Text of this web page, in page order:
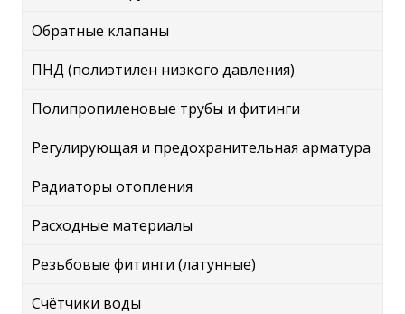
Обратные клапаны
ПНД (полиэтилен низкого давления)
Полипропиленовые трубы и фитинги
Регулирующая и предохранительная арматура
Радиаторы отопления
Расходные материалы
Резьбовые фитинги (латунные)
Счётчики воды